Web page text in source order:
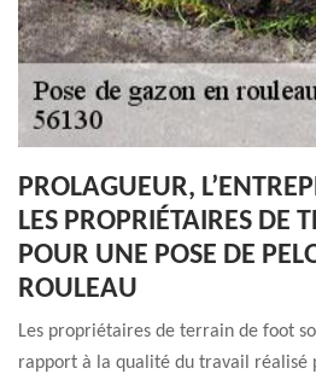
PROLAGUEUR,
LES PROPRIÉTAIRES DE
POUR UNE POSE DE
ROULEAU
Les propriétaires de terrain de foot
rapport à la qualité du travail réalisé